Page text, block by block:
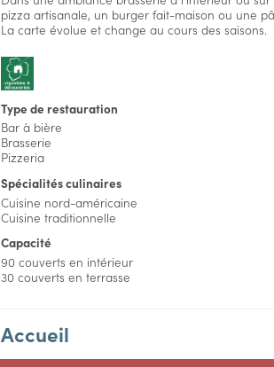
pizza artisanale, un burger fait-maison ou une
La carte évolue et change au cours des saisons.
Type de restauration
Bar à bière
Brasserie
Pizzeria
Spécialités culinaires
Cuisine nord-américaine
Cuisine traditionnelle
Capacité
90 couverts en intérieur
30 couverts en terrasse
Accueil